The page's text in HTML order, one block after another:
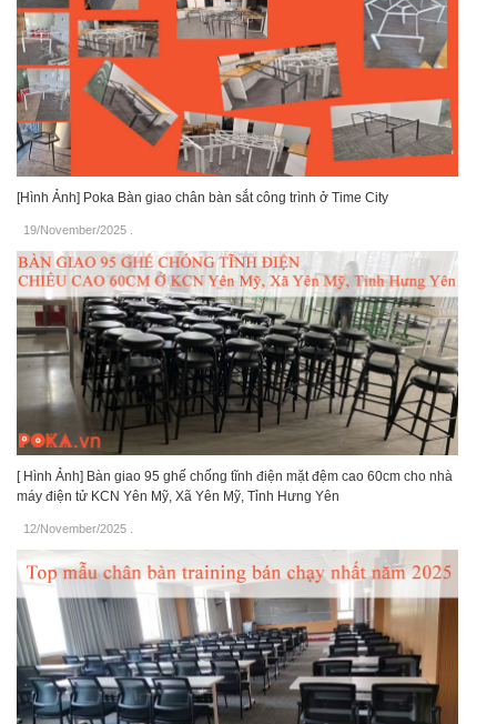
[Hình Ảnh] Poka Bàn giao chân bàn sắt công trình ở Time City
19/November/2025
[ Hình Ảnh] Bàn giao 95 ghế chống tĩnh điện mặt đệm cao 60cm cho nhà
máy điện tử KCN Yên Mỹ, Xã Yên Mỹ, Tỉnh Hưng Yên
12/November/2025